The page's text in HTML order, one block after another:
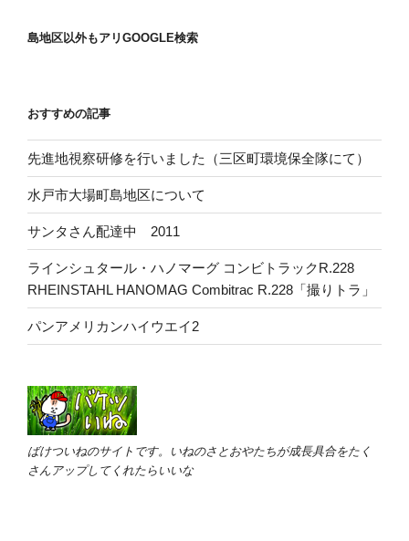
島地区以外もアリGOOGLE検索
おすすめの記事
先進地視察研修を行いました（三区町環境保全隊にて）
水戸市大場町島地区について
サンタさん配達中 2011
ラインシュタール・ハノマーグ コンビトラックR.228
RHEINSTAHL HANOMAG Combitrac R.228「撮りトラ」
パンアメリカンハイウエイ2
ばけついねのサイトです。いねのさとおやたちが成長具合をたく
さんアップしてくれたらいいな